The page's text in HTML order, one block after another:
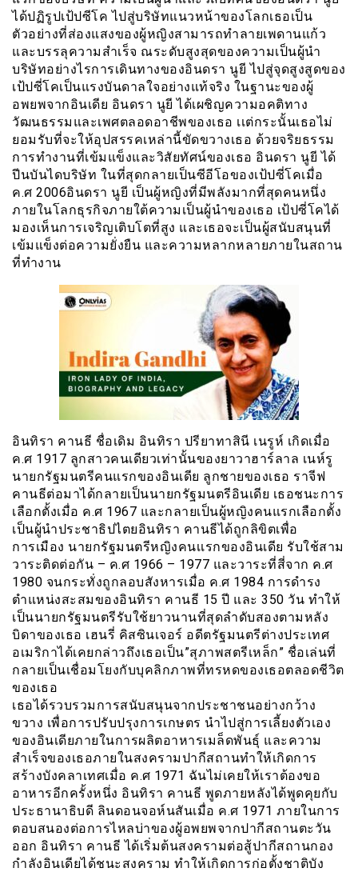
ได้ปฏิรูปเป้ปซีโค ไปสู่บริษัทแนวหน้าของโลกเธอเป็น
ตัวอย่างที่ส่องแสงของผู้หญิงสามารถทำลายเพดานแก้ว
และบรรลุความสำเร็จ ณระดับสูงสุดของความเป็นผู้นำ
บริษัทอย่างไรการเดินทางของอินดรา นูยี ไปสู่จุดสูงสูดของ
เป้ปซี่โคเป็นแรงบันดาลใจอย่างแท้จริง ในฐานะของผู้
อพยพจากอินเดีย อินดรา นูยี ได้เผชิญความอคติทาง
วัฒนธรรมและเพศตลอดอาชีพของเธอ เเต่กระนั้นเธอไม่
ยอมรับที่จะให้อุปสรรคเหล่านี้ขัดขวางเธอ ด้วยจริยธรรม
การทำงานที่เข้มแข็งและวิสัยทัศน์ของเธอ อินดรา นูยี ได้
ปีนบันไดบริษัท ในที่สุดกลายเป็นซีอีโอของเป้ปซี่โคเมื่อ
ค.ศ 2006อินดรา นูยี เป็นผู้หญิงที่มีพลังมากที่สุดคนหนึ่ง
ภายในโลกธุรกิจภายใต้ความเป็นผู้นำของเธอ เป้ปซี่โคได้
มองเห็นการเจริญเติบโตที่สูง และเธอจะเป็นผู้สนับสนุนที่
เข้มแข็งต่อความยั่งยืน และความหลากหลายภายในสถาน
ที่ทำงาน
อินทิรา คานธี ชื่อเดิม อินทิรา ปรียาทาสินี เนรูห์ เกิดเมื่อ
ค.ศ 1917 ลูกสาวคนเดียวเท่านั้นของยาวาฮาร์ลาล เนห์รู
นายกรัฐมนตรีคนแรกของอินเดีย ลูกชายของเธอ ราจีฟ
คานธีต่อมาได้กลายเป็นนายกรัฐมนตรีอินเดีย เธอชนะการ
เลือกตั้งเมื่อ ค.ศ 1967 และกลายเป็นผู้หญิงคนแรกเลือกตั้ง
เป็นผู้นำประชาธิปไตยอินทิรา คานธีได้ถูกลิขิตเพื่อ
การเมือง นายกรัฐมนตรีหญิงคนเเรกของอินเดีย รับใช้สาม
วาระติดต่อกัน – ค.ศ 1966 – 1977 และวาระที่สี่จาก ค.ศ
1980 จนกระทั่งถูกลอบสังหารเมื่อ ค.ศ 1984 การดำรง
ตำแหน่งสะสมของอินทิรา คานธี 15 ปี และ 350 วัน ทำให้
เป็นนายกรัฐมนตรีรับใช้ยาวนานที่สุดลำดับสองตามหลัง
บิดาของเธอ เฮนรี่ คิสซินเจอร์ อดีตรัฐมนตรีต่างประเทศ
อเมริกาได้เคยกล่าวถึงเธอเป็น”สุภาพสตรีเหล็ก” ชื่อเล่นที่
กลายเป็นเชื่อมโยงกับบุคลิกภาพที่ทรหดของเธอตลอดชีวิต
ของเธอ
เธอได้รวบรวมการสนับสนุนจากประชาชนอย่างกว้าง
ขวาง เพื่อการปรับปรุงการเกษตร นำไปสู่การเลี้ยงตัวเอง
ของอินเดียภายในการผลิตอาหารเมล็ดพันธุ์ และความ
สำเร็จของเธอภายในสงครามปากีสถานทำให้เกิดการ
สร้างบังคลาเทศเมื่อ ค.ศ 1971 ฉันไม่เคยให้เราต้องขอ
อาหารอีกครั้งหนึ่ง อินทิรา คานธี พูดภายหลังได้พูดคุยกับ
ประธานาธิบดี ลินดอนจอห์นสันเมื่อ ค.ศ 1971 ภายในการ
ตอบสนองต่อการไหลบ่าของผู้อพยพจากปากีสถานตะวัน
ออก อินทิรา คานธี ได้เริ่มต้นสงครามต่อสู้ปากีสถานกอง
กำลังอินเดียได้ชนะสงคราม ทำให้เกิดการก่อตั้งชาติบัง